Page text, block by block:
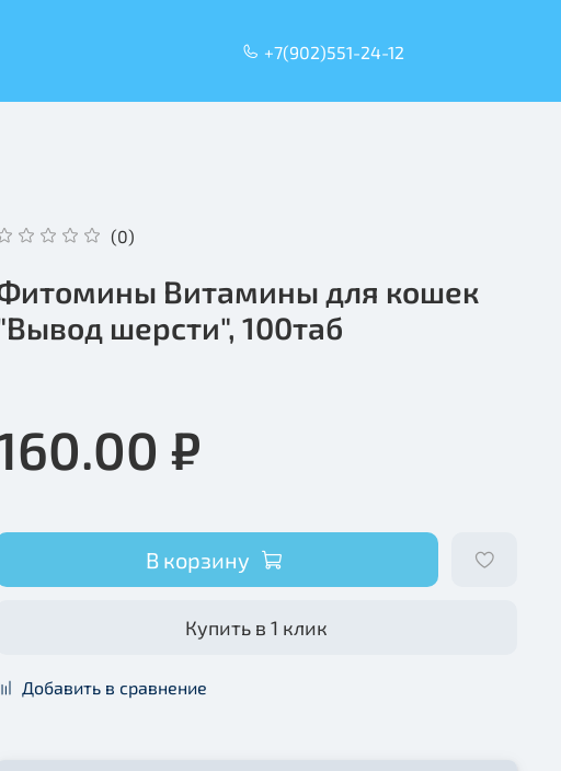
+7(902)551-24-12
(0)
Витамины для кошек
шерсти", 100таб
₽
В корзину
Купить в 1 клик
Добавить в сравнение